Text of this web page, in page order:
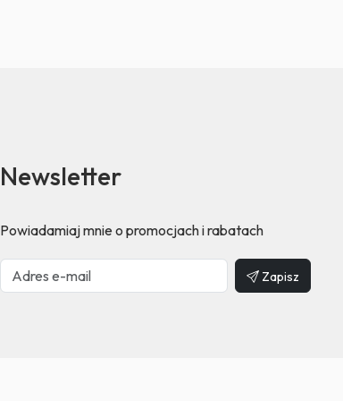
Newsletter
Powiadamiaj mnie o promocjach i rabatach
Zapisz